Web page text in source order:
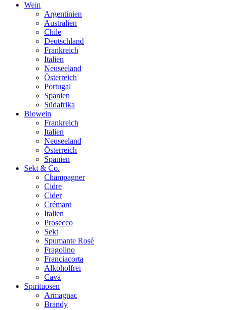
Wein
Argentinien
Australien
Chile
Deutschland
Frankreich
Italien
Neuseeland
Österreich
Portugal
Spanien
Südafrika
Biowein
Frankreich
Italien
Neuseeland
Österreich
Spanien
Sekt & Co.
Champagner
Cidre
Cider
Crémant
Italien
Prosecco
Sekt
Spumante Rosé
Fragolino
Franciacorta
Alkoholfrei
Cava
Spirituosen
Armagnac
Brandy